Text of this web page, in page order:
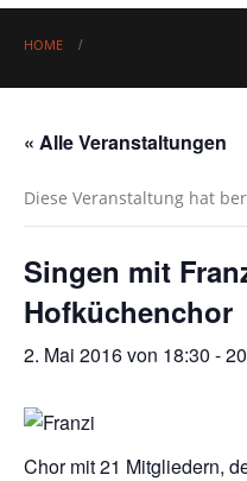
HOME
« Alle Veranstaltungen
Diese Veranstaltung hat
Singen mit
Hofküchenchor
2. Mai 2016 von 18:30 -
Chor mit 21 Mitgliedern,